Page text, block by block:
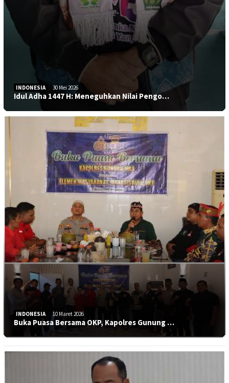
INDONESIA 30 Mei 2026
Idul Adha 1447 H: Meneguhkan Nilai Pengo…
INDONESIA 10 Maret 2026
Buka Puasa Bersama OKP, Kapolres Gunung …